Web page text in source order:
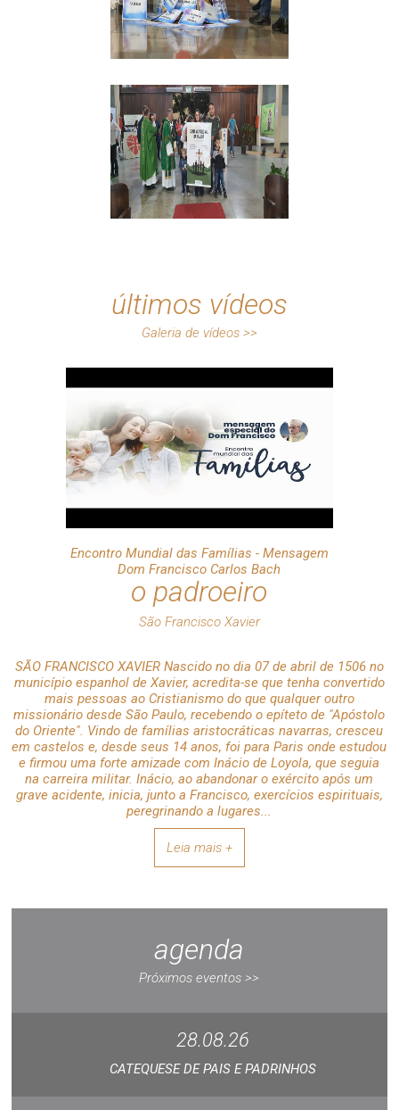
últimos vídeos
Galeria de vídeos >>
Encontro Mundial das Famílias - Mensagem
Dom Francisco Carlos Bach
o padroeiro
São Francisco Xavier
SÃO FRANCISCO XAVIER Nascido no dia 07 de abril de 1506 no
município espanhol de Xavier, acredita-se que tenha convertido
mais pessoas ao Cristianismo do que qualquer outro
missionário desde São Paulo, recebendo o epíteto de "Apóstolo
do Oriente". Vindo de famílias aristocráticas navarras, cresceu
em castelos e, desde seus 14 anos, foi para Paris onde estudou
e firmou uma forte amizade com Inácio de Loyola, que seguia
na carreira militar. Inácio, ao abandonar o exército após um
grave acidente, inicia, junto a Francisco, exercícios espirituais,
peregrinando a lugares...
Leia mais +
agenda
Próximos eventos >>
28.08.26
CATEQUESE DE PAIS E PADRINHOS